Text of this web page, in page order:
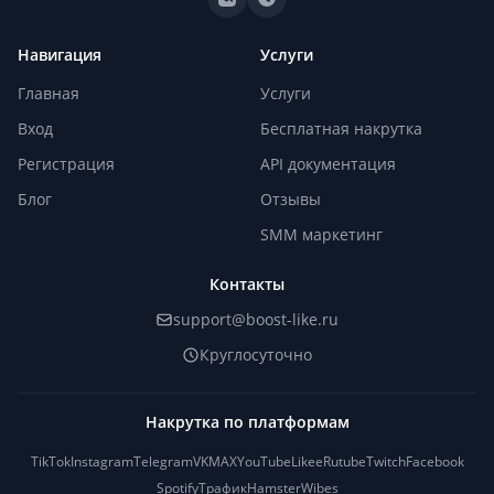
Навигация
Главная
Вход
Регистрация
Блог
Услуги
Услуги
Бесплатная накрутка
API документация
Отзывы
SMM маркетинг
Контакты
support@boost-like.ru
Круглосуточно
Накрутка по платформам
TikTokInstagramTelegramVKMAXYouTubeLikeeRutubeTwitchFacebook
SpotifyТрафикHamsterWibes